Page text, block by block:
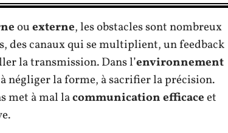
ouexterne, les obstacles sont nombreux
des canaux qui se multiplient, un feedback
la transmission. Dans l’environnement
négliger la forme, à sacrifier la précision.
met à mal lacommunication efficaceet